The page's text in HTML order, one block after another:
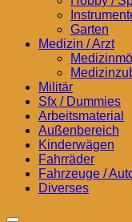
Garten
Medizin / Arzt
Militär
Sfx / Dummies
Arbeitsmaterial
Außenbereich
Kinderwägen
Fahrräder
Fahrzeuge /
Diverses